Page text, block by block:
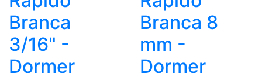
Branca
3/16" -
Dormer
Branca 8
mm -
Dormer